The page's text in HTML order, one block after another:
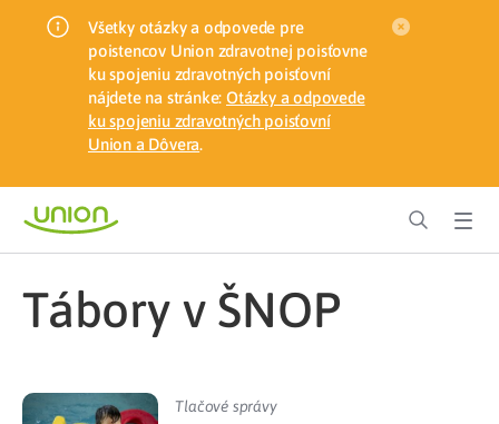
Všetky otázky a odpovede pre
poistencov Union zdravotnej poisťovne
ku spojeniu zdravotných poisťovní
nájdete na stránke: Otázky a odpovede
ku spojeniu zdravotných poisťovní
Union a Dôvera.
tábory v ŠNOP
Tlačové správy